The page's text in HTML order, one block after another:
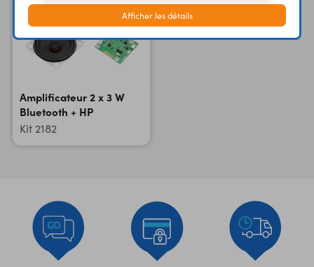
Amplificateur 2 x 3 W
Bluetooth + HP
Kit 2182
Afficher les détails